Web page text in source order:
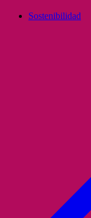
Sostenibilidad